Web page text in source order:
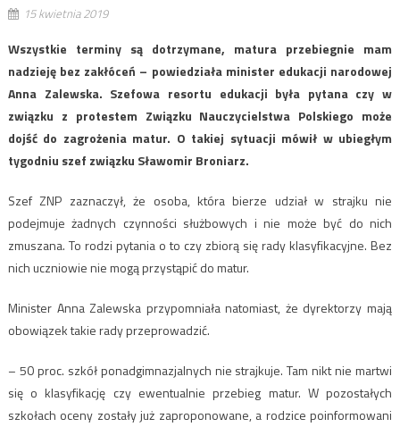
15 kwietnia 2019
Wszystkie terminy są dotrzymane, matura przebiegnie mam
nadzieję bez zakłóceń – powiedziała minister edukacji narodowej
Anna Zalewska. Szefowa resortu edukacji była pytana czy w
związku z protestem Związku Nauczycielstwa Polskiego może
dojść do zagrożenia matur. O takiej sytuacji mówił w ubiegłym
tygodniu szef związku Sławomir Broniarz.
Szef ZNP zaznaczył, że osoba, która bierze udział w strajku nie
podejmuje żadnych czynności służbowych i nie może być do nich
zmuszana. To rodzi pytania o to czy zbiorą się rady klasyfikacyjne. Bez
nich uczniowie nie mogą przystąpić do matur.
Minister Anna Zalewska przypomniała natomiast, że dyrektorzy mają
obowiązek takie rady przeprowadzić.
– 50 proc. szkół ponadgimnazjalnych nie strajkuje. Tam nikt nie martwi
się o klasyfikację czy ewentualnie przebieg matur. W pozostałych
szkołach oceny zostały już zaproponowane, a rodzice poinformowani